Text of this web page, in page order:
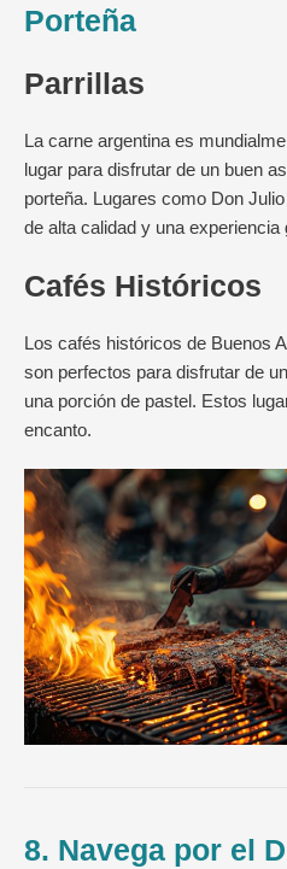
Porteña
Parrillas
La carne argentina es
lugar para disfrutar de un buen
porteña. Lugares como Don
de alta calidad y una
Cafés Históricos
Los cafés históricos de Buenos
son perfectos para disfrutar de
una porción de pastel. Estos
encanto.
8. Navega por el